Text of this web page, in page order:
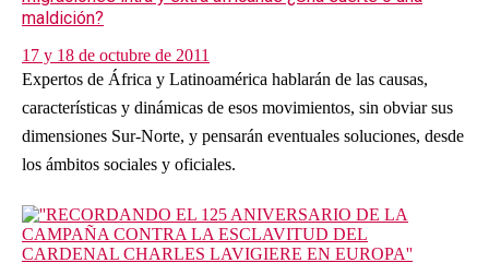
maldición?
17 y 18 de octubre de 2011
Expertos de África y Latinoamérica hablarán de las causas,
características y dinámicas de esos movimientos, sin obviar sus
dimensiones Sur-Norte, y pensarán eventuales soluciones, desde
los ámbitos sociales y oficiales.